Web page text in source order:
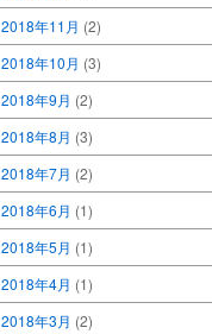
2018年11月 (2)
2018年10月 (3)
2018年9月 (2)
2018年8月 (3)
2018年7月 (2)
2018年6月 (1)
2018年5月 (1)
2018年4月 (1)
2018年3月 (2)